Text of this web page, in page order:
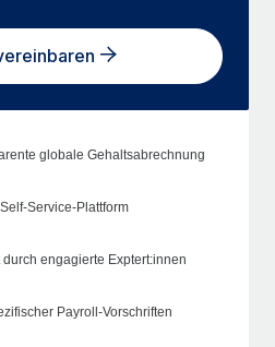
globale Gehaltsabrechnung
Service-Plattform
engagierte Exptert:innen
Payroll-Vorschriften